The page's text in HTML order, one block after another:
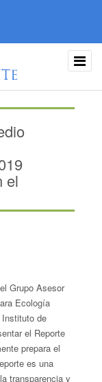
el
Grupo Asesor
Ecología
de
el Reporte
prepara el
es una
transparencia y